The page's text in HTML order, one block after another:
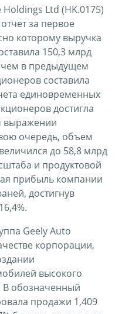
Ltd (HK.0175)
за первое
которому выручка
150,3 млрд
в предыдущем
составила
единовременных
достигла
выражении
очередь, объем
до 58,8 млрд
и продуктовой
прибыль компании
достигнув
Geely Auto
корпорации,
высокого
В обозначенный
продажи 1,409